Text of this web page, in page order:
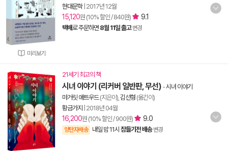
미리보기
현대문학| 2017년 12월
15,120원 (10% 할인 / 840원) 9.1
택배로 주문하면 8월 11일 출고 변경
21세기 최고의 책
시녀 이야기 (리커버 일반판, 무선) -시녀 이야기
마거릿 애트우드(지은이), 김선형 (옮긴이)
황금가지
2018년 04월
16,200원 (10% 할인 / 900원) 9.0
양탄자배송 내일 밤 11시 잠들기전 배송 변경